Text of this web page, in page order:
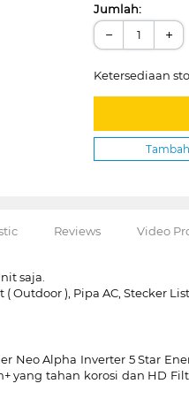
Jumlah:
− +
Ketersediaan
Reviews Video
saja.
Outdoor ), Pipa AC, Stecker
Neo Alpha Inverter 5 Star
yang tahan korosi dan HD